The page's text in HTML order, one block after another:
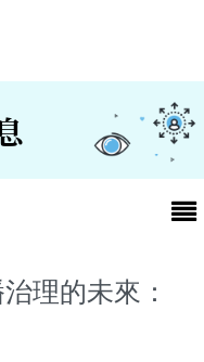
理的未來：